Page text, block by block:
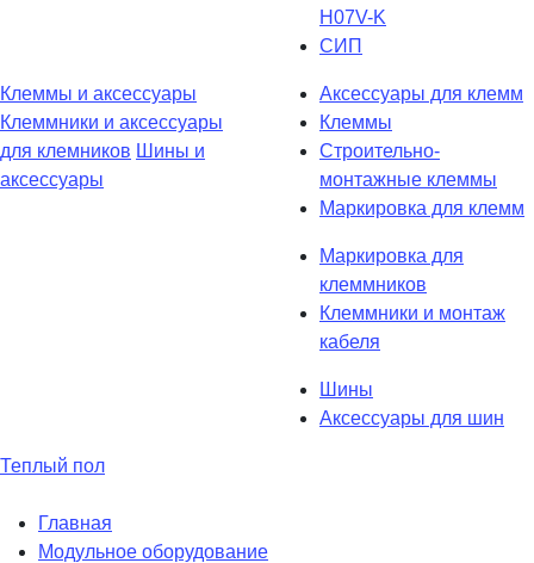
H07V-K
СИП
Клеммы и аксессуары
Клеммники и аксессуары
для клемников Шины и
аксессуары
Аксессуары для клемм
Клеммы
Строительно-
монтажные клеммы
Маркировка для клемм
Маркировка для
клеммников
Клеммники и монтаж
кабеля
Шины
Аксессуары для шин
Теплый пол
Главная
Модульное оборудование